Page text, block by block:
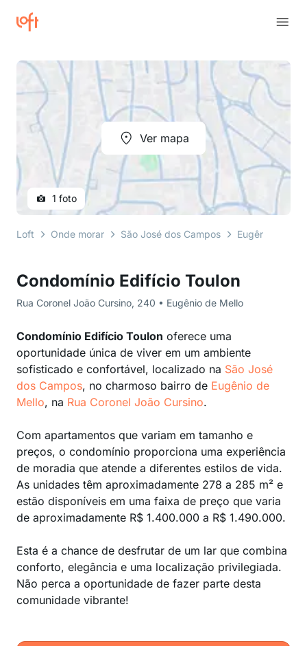
Condomínio Edifício Toulon
Rua Coronel João Cursino, 240 • Eugênio de Mello
Condomínio Edifício Toulon oferece uma
oportunidade única de viver em um ambiente
sofisticado e confortável, localizado na São José
dos Campos, no charmoso bairro de Eugênio de
Mello, na Rua Coronel João Cursino.
Com apartamentos que variam em tamanho e
preços, o condomínio proporciona uma experiência
de moradia que atende a diferentes estilos de vida.
As unidades têm aproximadamente 278 a 285 m² e
estão disponíveis em uma faixa de preço que varia
de aproximadamente R$ 1.400.000 a R$ 1.490.000.
Esta é a chance de desfrutar de um lar que combina
conforto, elegância e uma localização privilegiada.
Não perca a oportunidade de fazer parte desta
comunidade vibrante!
Ver mapa
1 foto
Loft Onde morar São José dos Campos Eugênio de